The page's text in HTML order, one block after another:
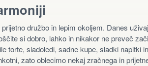
družbo in lepim okoljem. Danes
si dobro, lahko in nikakor ne preveč
torte, sladoledi, sadne kupe, sladki napitki
zato oblecimo nekaj zračnega in